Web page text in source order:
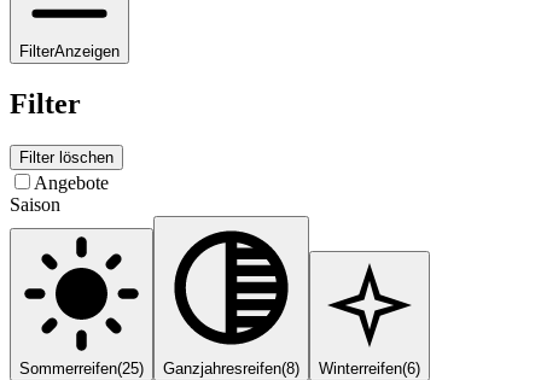
FilterAnzeigen
Filter
Filter löschen
Angebote
Saison
Sommerreifen(25) Ganzjahresreifen(8) Winterreifen(6)